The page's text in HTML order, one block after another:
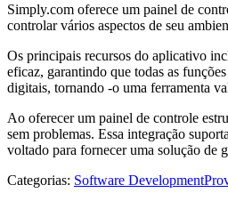
Simply.com oferece um painel de
controlar vários aspectos de seu
Os principais recursos do aplicativo
eficaz, garantindo que todas as
digitais, tornando -o uma ferramenta
Ao oferecer um painel de controle
sem problemas. Essa integração
voltado para fornecer uma solução de
Categorias: Software Development